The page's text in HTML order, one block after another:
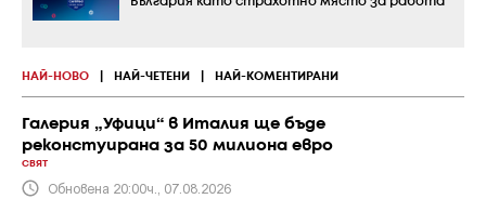
НАЙ-НОВО НАЙ-ЧЕТЕНИ НАЙ-КОМЕНТИРАНИ
Галерия „Уфици“ в Италия ще бъде
реконстуирана за 50 милиона евро
СВЯТ
Обновена 20:00ч., 07.08.2026